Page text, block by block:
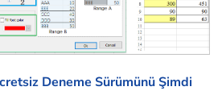
Deneme Sürümünü Şimdi